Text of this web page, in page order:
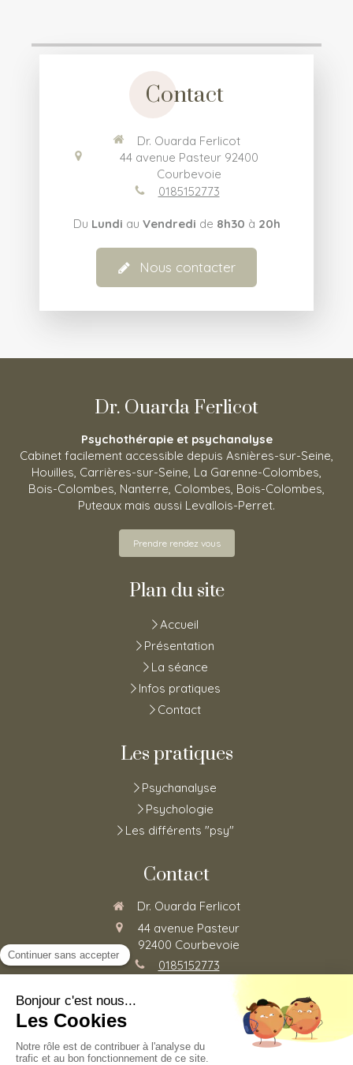
Contact
Dr. Ouarda Ferlicot
44 avenue Pasteur 92400
Courbevoie
0185152773
Du Lundi au Vendredi de 8h30 à 20h
Nous contacter
Dr. Ouarda Ferlicot
Psychothérapie et psychanalyse
Cabinet facilement accessible depuis Asnières-sur-Seine,
Houilles, Carrières-sur-Seine, La Garenne-Colombes,
Bois-Colombes, Nanterre, Colombes, Bois-Colombes,
Puteaux mais aussi Levallois-Perret.
Prendre rendez vous
Plan du site
Accueil
Présentation
La séance
Infos pratiques
Contact
Les pratiques
Psychanalyse
Psychologie
Les différents "psy"
Contact
Dr. Ouarda Ferlicot
44 avenue Pasteur
92400 Courbevoie
0185152773
DuLundiau 8h30 à20h
©2020 Ouarda Ferlicot - Psychothérapie